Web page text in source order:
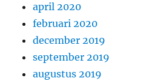
april 2020
februari 2020
december 2019
september 2019
augustus 2019